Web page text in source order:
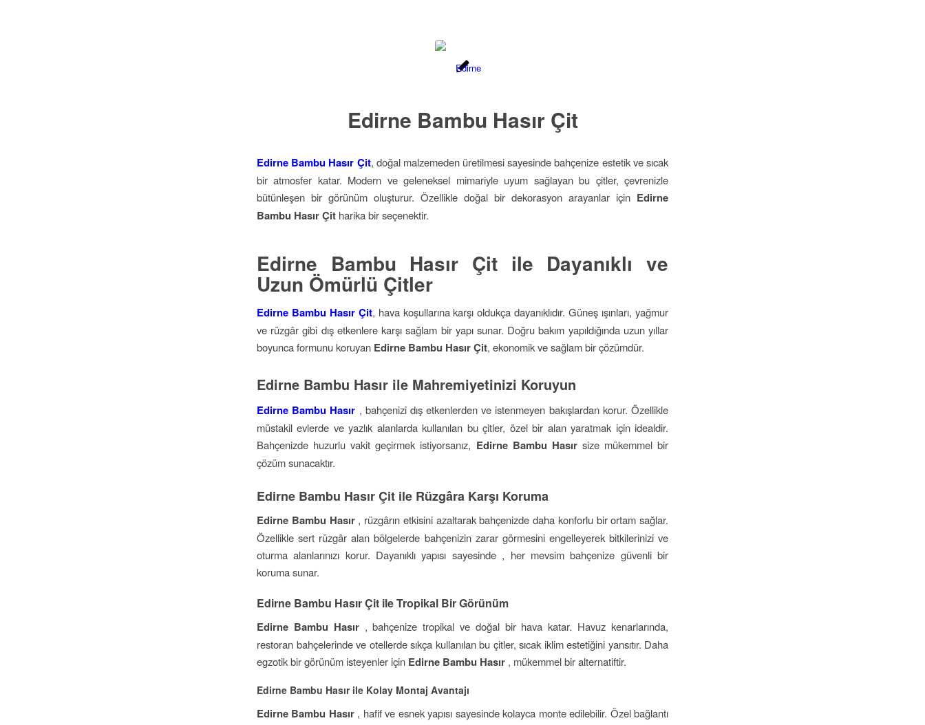
Edirne Bambu Hasır Çit
Edirne Bambu Hasır Çit, doğal malzemeden üretilmesi sayesinde bahçenize estetik ve sıcak
bir atmosfer katar. Modern ve geleneksel mimariyle uyum sağlayan bu çitler, çevrenizle
bütünleşen bir görünüm oluşturur. Özellikle doğal bir dekorasyon arayanlar için Edirne
Bambu Hasır Çit harika bir seçenektir.
Edirne Bambu Hasır Çit ile Dayanıklı ve
Uzun Ömürlü Çitler
Edirne Bambu Hasır Çit, hava koşullarına karşı oldukça dayanıklıdır. Güneş ışınları, yağmur
ve rüzgâr gibi dış etkenlere karşı sağlam bir yapı sunar. Doğru bakım yapıldığında uzun yıllar
boyunca formunu koruyan Edirne Bambu Hasır Çit, ekonomik ve sağlam bir çözümdür.
Edirne Bambu Hasır ile Mahremiyetinizi Koruyun
Edirne Bambu Hasır , bahçenizi dış etkenlerden ve istenmeyen bakışlardan korur. Özellikle
müstakil evlerde ve yazlık alanlarda kullanılan bu çitler, özel bir alan yaratmak için idealdir.
Bahçenizde huzurlu vakit geçirmek istiyorsanız, Edirne Bambu Hasır size mükemmel bir
çözüm sunacaktır.
Edirne Bambu Hasır Çit ile Rüzgâra Karşı Koruma
Edirne Bambu Hasır , rüzgârın etkisini azaltarak bahçenizde daha konforlu bir ortam sağlar.
Özellikle sert rüzgâr alan bölgelerde bahçenizin zarar görmesini engelleyerek bitkilerinizi ve
oturma alanlarınızı korur. Dayanıklı yapısı sayesinde , her mevsim bahçenize güvenli bir
koruma sunar.
Edirne Bambu Hasır Çit ile Tropikal Bir Görünüm
Edirne Bambu Hasır , bahçenize tropikal ve doğal bir hava katar. Havuz kenarlarında,
restoran bahçelerinde ve otellerde sıkça kullanılan bu çitler, sıcak iklim estetiğini yansıtır. Daha
egzotik bir görünüm isteyenler için Edirne Bambu Hasır , mükemmel bir alternatiftir.
Edirne Bambu Hasır ile Kolay Montaj Avantajı
Edirne Bambu Hasır , hafif ve esnek yapısı sayesinde kolayca monte edilebilir. Özel bağlantı